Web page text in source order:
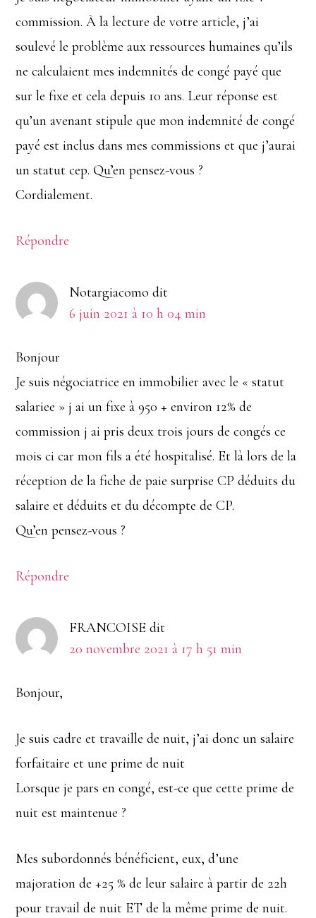
commission. À la lecture de votre article, j’ai
soulevé le problème aux ressources humaines qu’ils
ne calculaient mes indemnités de congé payé que
sur le fixe et cela depuis 10 ans. Leur réponse est
qu’un avenant stipule que mon indemnité de congé
payé est inclus dans mes commissions et que j’aurai
un statut cep. Qu’en pensez-vous ?
Cordialement.
Répondre
Notargiacomo dit
6 juin 2021 à 10 h 04 min
Bonjour
Je suis négociatrice en immobilier avec le « statut
salariee » j ai un fixe à 950 + environ 12% de
commission j ai pris deux trois jours de congés ce
mois ci car mon fils a été hospitalisé. Et là lors de la
réception de la fiche de paie surprise CP déduits du
salaire et déduits et du décompte de CP.
Qu’en pensez-vous ?
Répondre
FRANCOISE dit
20 novembre 2021 à 17 h 51 min
Bonjour,
Je suis cadre et travaille de nuit, j’ai donc un salaire
forfaitaire et une prime de nuit
Lorsque je pars en congé, est-ce que cette prime de
nuit est maintenue ?
Mes subordonnés bénéficient, eux, d’une
majoration de +25 % de leur salaire à partir de 22h
pour travail de nuit ET de la même prime de nuit.